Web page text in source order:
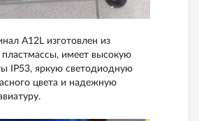
А12L изготовлен из
имеет высокую
IP53, яркую светодиодную
цвета и надежную